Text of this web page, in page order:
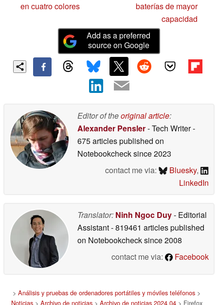
en cuatro colores
baterías de mayor
capacidad
Add as a preferred
source on Google
Editor of theoriginal article:
Alexander Pensler- Tech Writer-
675 articles published on
Notebookchecksince 2023
contact me via:
Bluesky,
LinkedIn
Translator: Ninh Ngoc Duy- Editorial
Assistant- 819461 articles published
on Notebookchecksince 2008
contact me via:
Facebook
> Análisis y pruebas de ordenadores portátiles y móviles teléfonos >
Noticias> Archivo de noticias> Archivo de noticias 2024 04> Firefox